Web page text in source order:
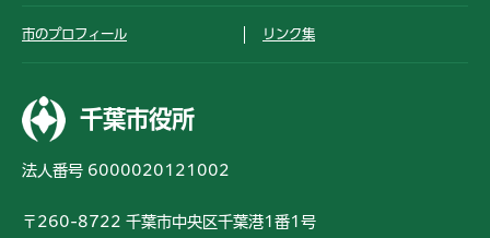
市のプロフィール リンク集
千葉市役所
法人番号 6000020121002
〒260-8722 千葉市中央区千葉港1番1号